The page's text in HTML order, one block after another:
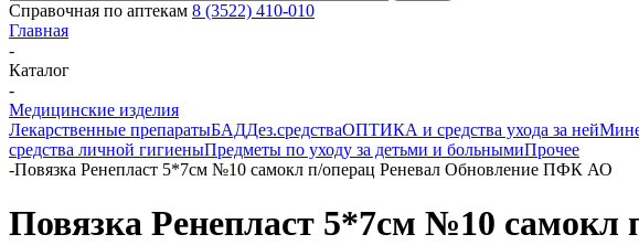
Справочная по аптекам 8 (3522) 410-010
Главная
-
Каталог
-
Медицинские изделия
Лекарственные препаратыБАДДез.средстваОПТИКА и средства ухода за ней
средства личной гигиеныПредметы по уходу за детьми и больнымиПрочее
-Повязка Ренепласт 5*7см №10 самокл п/операц Реневал Обновление ПФК АО
Повязка Ренепласт 5*7см №10